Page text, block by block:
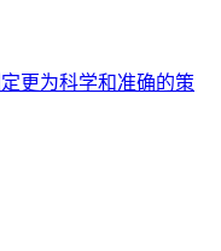
更为科学和准确的策